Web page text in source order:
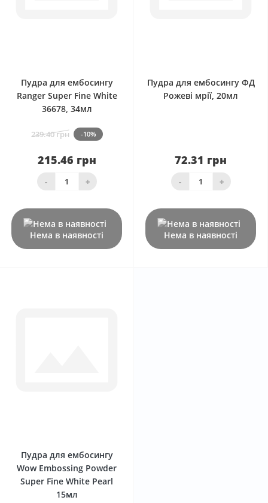
Пудра для ембосингу
Ranger Super Fine White
36678, 34мл
239.40 грн -10%
215.46 грн
- +
Нема в наявності
Пудра для ембосингу ФД
Рожеві мрії, 20мл
72.31 грн
- +
Нема в наявності
Пудра для ембосингу
Wow Embossing Powder
Super Fine White Pearl
15мл